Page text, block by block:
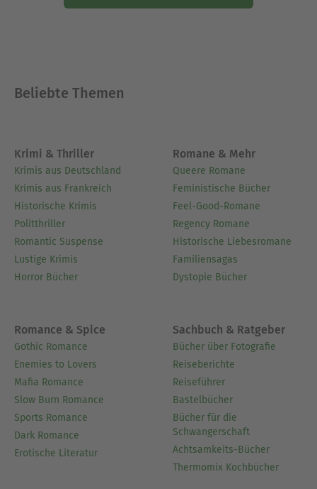
Beliebte Themen
Krimi & Thriller
Krimis aus Deutschland
Krimis aus Frankreich
Historische Krimis
Politthriller
Romantic Suspense
Lustige Krimis
Horror Bücher
Romane & Mehr
Queere Romane
Feministische Bücher
Feel-Good-Romane
Regency Romane
Historische Liebesromane
Familiensagas
Dystopie Bücher
Romance & Spice
Gothic Romance
Enemies to Lovers
Mafia Romance
Slow Burn Romance
Sports Romance
Dark Romance
Erotische Literatur
Sachbuch & Ratgeber
Bücher über Fotografie
Reiseberichte
Reiseführer
Bastelbücher
Bücher für die
Schwangerschaft
Achtsamkeits-Bücher
Thermomix Kochbücher